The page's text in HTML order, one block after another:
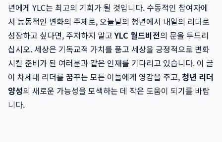
년에게 YLC는 최고의 기회가 될 것입니다. 수동적인 참여자에
서 능동적인 변화의 주체로, 오늘날의 청년에서 내일의 리더로
성장하고 싶다면, 주저하지 말고YLC 월드비전의 문을 두드리
십시오. 세상은 기독교적 가치를 품고 세상을 긍정적으로 변화
시킬 준비가 된 여러분과 같은 인재를 기다리고 있습니다. 이 글
이 차세대 리더를 꿈꾸는 모든 이들에게 영감을 주고,청년 리더
양성의 새로운 가능성을 모색하는 데 작은 도움이 되기를 바랍
니다.